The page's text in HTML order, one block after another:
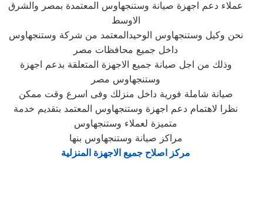
عملاء دعم اجهزة صيانة وستنجهاوس المعتمدة بمصر والشرق
الاوسط
نحن وكيل وستنجهاوس الوحيدالمعتمد من شركة وستنجهاوس
داخل جميع محافظات مصر
وذلك من اجل صيانة جميع الاجهزة المتعلقة بدعم اجهزة
وستنجهاوس مصر
صيانة شاملة فورية داخل منزلك وفى اسرع وقت ممكن
نظرا لاهتمام دعم اجهزة وستنجهاوس المعتمد بتقديم خدمة
متميزة لعملاء وستنجهاوس
مراكز صيانة وستنجهاوس بنها
مركز اصلاح جميع الاجهزة المنزلية